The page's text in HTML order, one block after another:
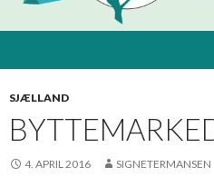
SJÆLLAND
4. APRIL 2016 SIGNETERMANSEN